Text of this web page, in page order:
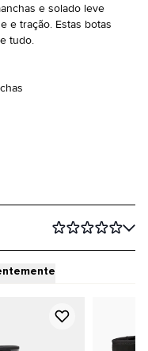
e solado leve
e tração. Estas botas
tudo.